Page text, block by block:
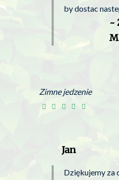
by dostac
~
Zimne jedzenie
Jan
Dziękujemy za